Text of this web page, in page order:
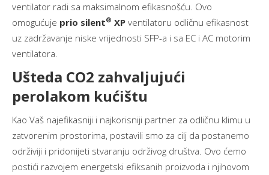
ventilator radi sa maksimalnom efikasnošću. Ovo
omogućuje prio silent® XP ventilatoru odličnu efikasnost
uz zadržavanje niske vrijednosti SFP-a i sa EC i AC motorim
ventilatora.
Ušteda CO2 zahvaljujući
perolakom kućištu
Kao Vaš najefikasniji i najkorisniji partner za odličnu klimu u
zatvorenim prostorima, postavili smo za cilj da postanemo
održiviji i pridonijeti stvaranju održivog društva. Ovo ćemo
postići razvojem energetski efiksanih proizvoda i njihovom